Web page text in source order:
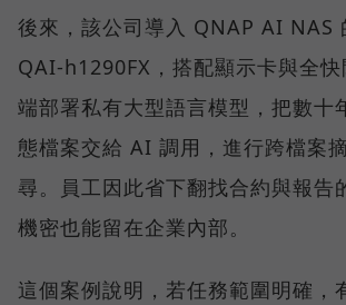
後來，該公司導入 QNAP AI NAS
QAI-h1290FX，搭配顯示卡與全快
端部署私有大型語言模型，把數十
態檔案交給 AI 調用，進行跨檔案
尋。員工因此省下翻找合約與報告
機密也能留在企業內部。
這個案例說明，若任務範圍明確，